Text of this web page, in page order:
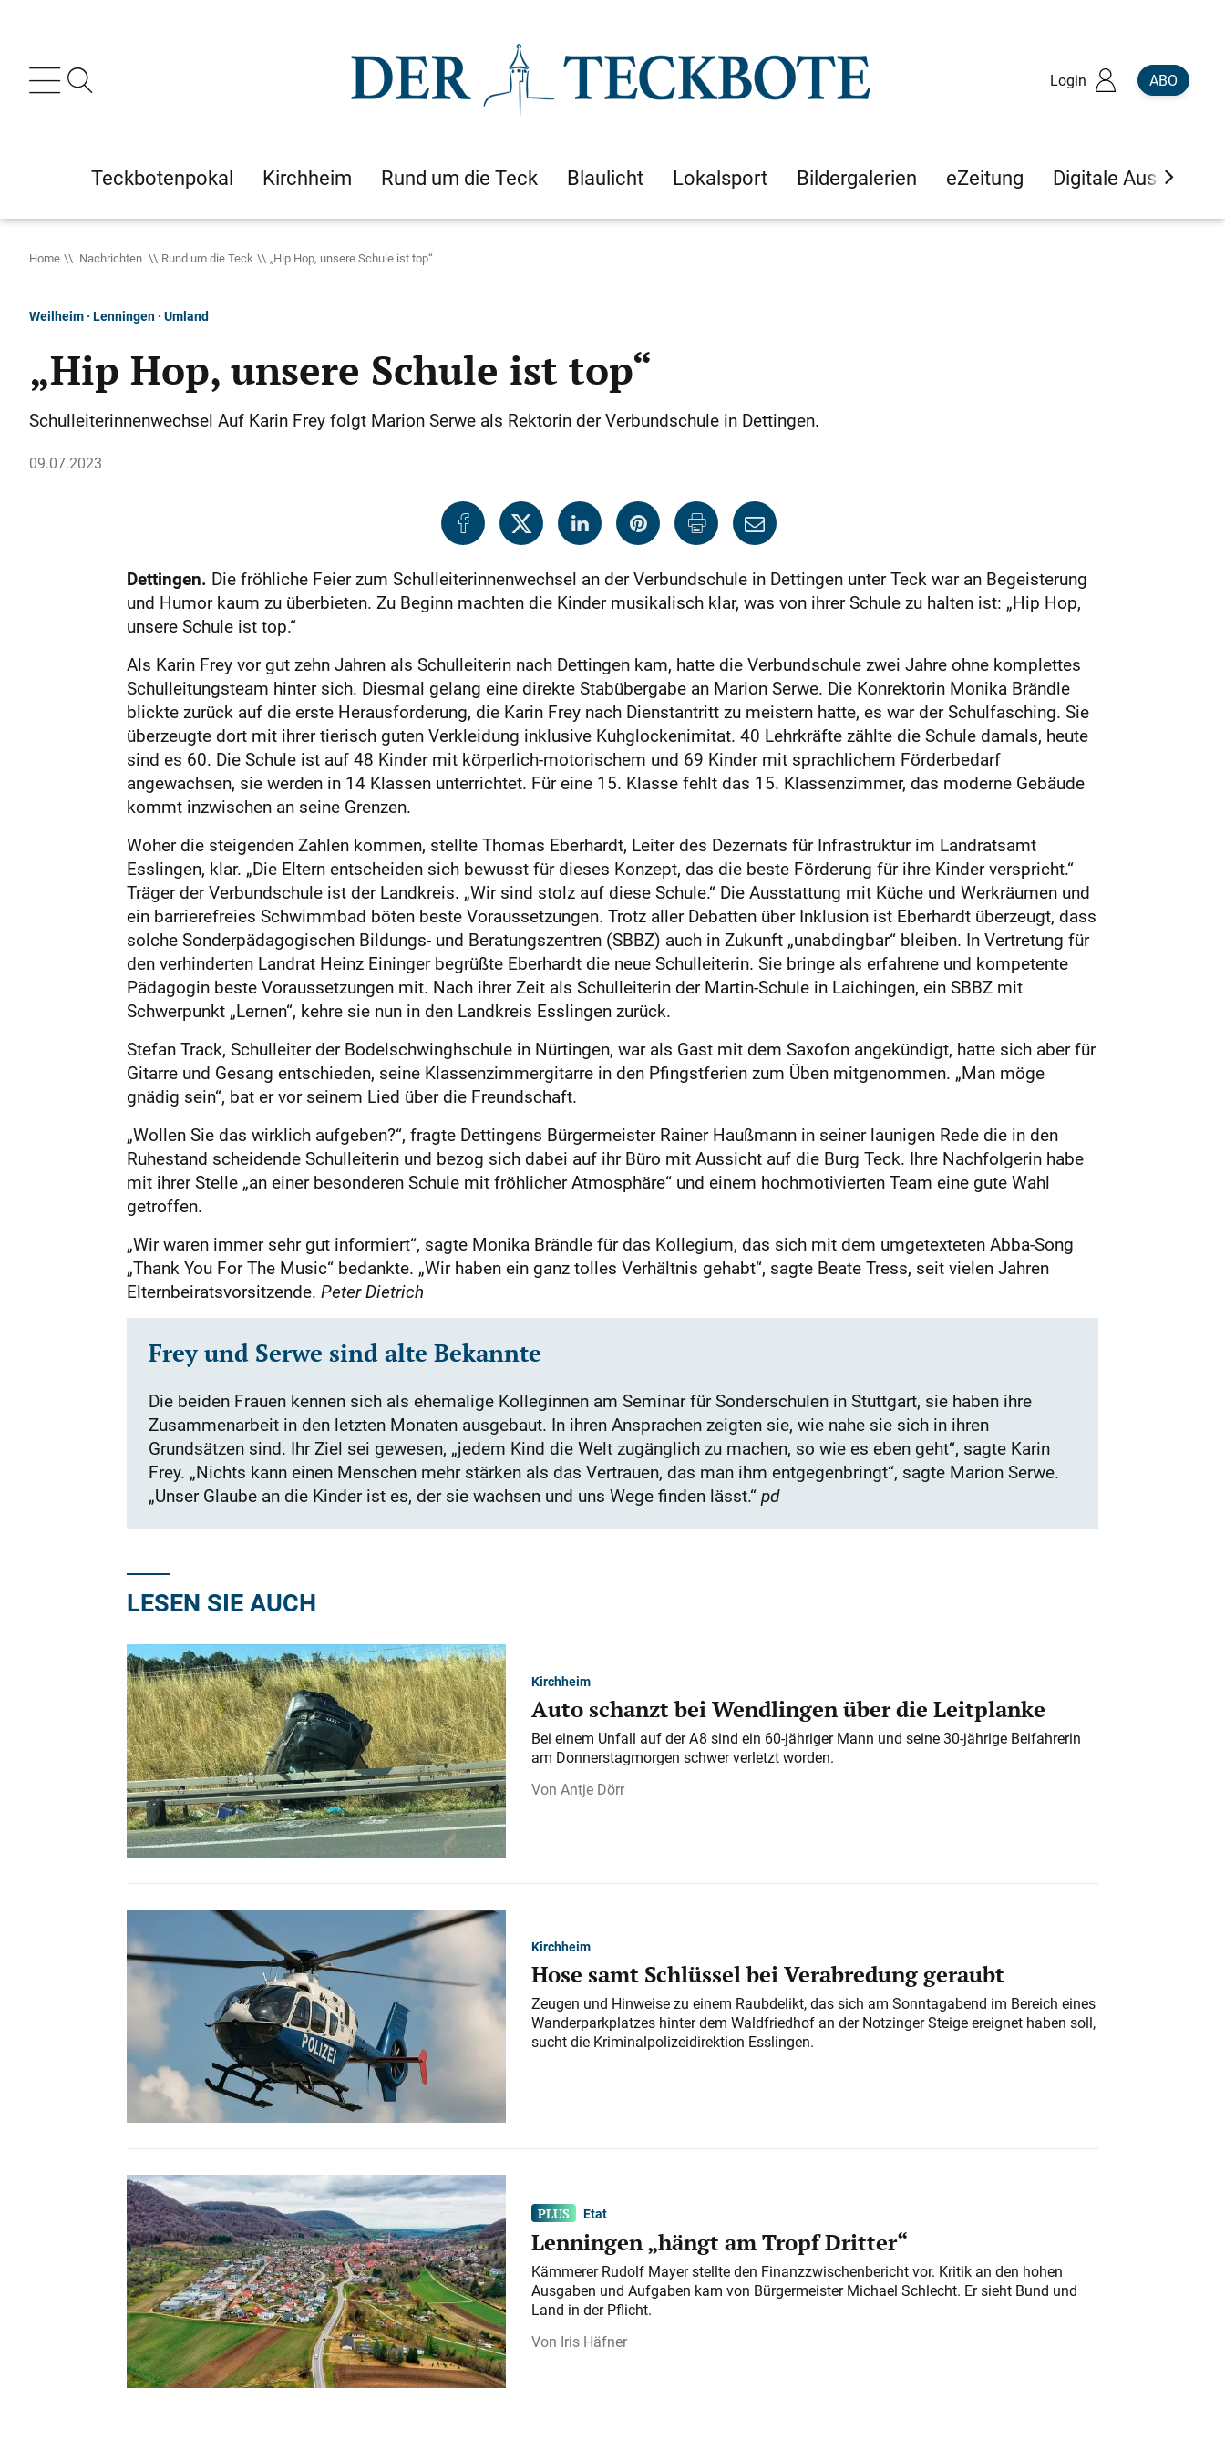
Login ABO
Teckbotenpokal Kirchheim Rund um die Teck Blaulicht Lokalsport Bildergalerien eZeitung Digitale Ausgaben
Home Nachrichten Rund um die Teck „Hip Hop, unsere Schule ist top“
Weilheim · Lenningen · Umland
„Hip Hop, unsere Schule ist top“
Schulleiterinnenwechsel Auf Karin Frey folgt Marion Serwe als Rektorin der Verbundschule in Dettingen.
09.07.2023
Dettingen. Die fröhliche Feier zum Schulleiterinnenwechsel an der Verbundschule in Dettingen unter Teck war an Begeisterung
und Humor kaum zu überbieten. Zu Beginn machten die Kinder musikalisch klar, was von ihrer Schule zu halten ist: „Hip Hop,
unsere Schule ist top.“
Als Karin Frey vor gut zehn Jahren als Schulleiterin nach Dettingen kam, hatte die Verbundschule zwei Jahre ohne komplettes
Schulleitungsteam hinter sich. Diesmal gelang eine direkte Stabübergabe an Marion Serwe. Die Konrektorin Monika Brändle
blickte zurück auf die erste Herausforderung, die Karin Frey nach Dienstantritt zu meistern hatte, es war der Schulfasching. Sie
überzeugte dort mit ihrer tierisch guten Verkleidung inklusive Kuhglockenimitat. 40 Lehrkräfte zählte die Schule damals, heute
sind es 60. Die Schule ist auf 48 Kinder mit körperlich-motorischem und 69 Kinder mit sprachlichem Förderbedarf
angewachsen, sie werden in 14 Klassen unterrichtet. Für eine 15. Klasse fehlt das 15. Klassenzimmer, das moderne Gebäude
kommt inzwischen an seine Grenzen.
Woher die steigenden Zahlen kommen, stellte Thomas Eberhardt, Leiter des Dezernats für Infrastruktur im Landratsamt
Esslingen, klar. „Die Eltern entscheiden sich bewusst für dieses Konzept, das die beste Förderung für ihre Kinder verspricht.“
Träger der Verbundschule ist der Landkreis. „Wir sind stolz auf diese Schule.“ Die Ausstattung mit Küche und Werkräumen und
ein barrierefreies Schwimmbad böten beste Voraussetzungen. Trotz aller Debatten über Inklusion ist Eberhardt überzeugt, dass
solche Sonderpädagogischen Bildungs- und Beratungszentren (SBBZ) auch in Zukunft „unabdingbar“ bleiben. In Vertretung für
den verhinderten Landrat Heinz Eininger begrüßte Eberhardt die neue Schulleiterin. Sie bringe als erfahrene und kompetente
Pädagogin beste Voraussetzungen mit. Nach ihrer Zeit als Schulleiterin der Martin-Schule in Laichingen, ein SBBZ mit
Schwerpunkt „Lernen“, kehre sie nun in den Landkreis Esslingen zurück.
Stefan Track, Schulleiter der Bodelschwinghschule in Nürtingen, war als Gast mit dem Saxofon angekündigt, hatte sich aber für
Gitarre und Gesang entschieden, seine Klassenzimmergitarre in den Pfingstferien zum Üben mitgenommen. „Man möge
gnädig sein“, bat er vor seinem Lied über die Freundschaft.
„Wollen Sie das wirklich aufgeben?“, fragte Dettingens Bürgermeister Rainer Haußmann in seiner launigen Rede die in den
Ruhestand scheidende Schulleiterin und bezog sich dabei auf ihr Büro mit Aussicht auf die Burg Teck. Ihre Nachfolgerin habe
mit ihrer Stelle „an einer besonderen Schule mit fröhlicher Atmosphäre“ und einem hochmotivierten Team eine gute Wahl
getroffen.
„Wir waren immer sehr gut informiert“, sagte Monika Brändle für das Kollegium, das sich mit dem umgetexteten Abba-Song
„Thank You For The Music“ bedankte. „Wir haben ein ganz tolles Verhältnis gehabt“, sagte Beate Tress, seit vielen Jahren
Elternbeiratsvorsitzende. Peter Dietrich
Frey und Serwe sind alte Bekannte
Die beiden Frauen kennen sich als ehemalige Kolleginnen am Seminar für Sonderschulen in Stuttgart, sie haben ihre
Zusammenarbeit in den letzten Monaten ausgebaut. In ihren Ansprachen zeigten sie, wie nahe sie sich in ihren
Grundsätzen sind. Ihr Ziel sei gewesen, „jedem Kind die Welt zugänglich zu machen, so wie es eben geht“, sagte Karin
Frey. „Nichts kann einen Menschen mehr stärken als das Vertrauen, das man ihm entgegenbringt“, sagte Marion Serwe.
„Unser Glaube an die Kinder ist es, der sie wachsen und uns Wege finden lässt.“pd
LESEN SIE AUCH
Kirchheim
Auto schanzt bei Wendlingen über die Leitplanke
Bei einem Unfall auf der A 8 sind ein 60-jähriger Mann und seine 30-jährige Beifahrerin
am Donnerstagmorgen schwer verletzt worden.
Antje Dörr
Kirchheim
Hose samt Schlüssel bei Verabredung geraubt
Zeugen und Hinweise zu einem Raubdelikt, das sich am Sonntagabend im Bereich eines
Wanderparkplatzes hinter dem Waldfriedhof an der Notzinger Steige ereignet haben soll,
sucht die Kriminalpolizeidirektion Esslingen.
Etat
Lenningen „hängt am Tropf Dritter“
Kämmerer Rudolf Mayer stellte den Finanzzwischenbericht vor. Kritik an den hohen
Ausgaben und Aufgaben kam von Bürgermeister Michael Schlecht. Er sieht Bund und
Land in der Pflicht.
Iris Häfner